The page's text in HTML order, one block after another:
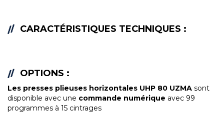
CARACTÉRISTIQUES TECHNIQUES :
OPTIONS :
Les presses plieuses horizontales UHP 80 UZMA sont
disponible avec une commande numérique avec 99
programmes à 15 cintrages